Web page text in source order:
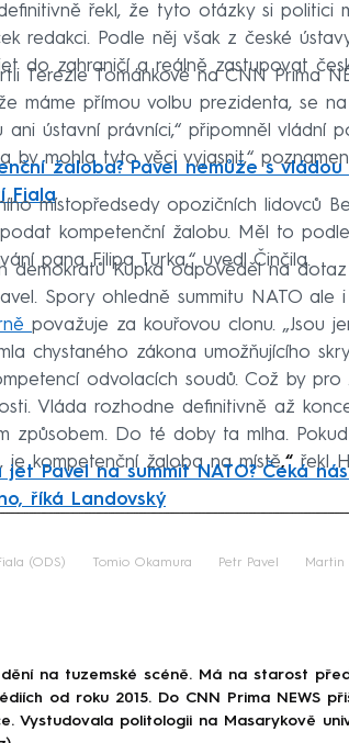
řekl, že tyto otázky si politici
redakci. Podle něj však z české
do zahraničí a reálně zastupovat
Terezie Tománkové na CNN Prima
máme přímou volbu prezidenta, se
ani ústavní právníci,“ připomněl vládní
by mohla tyto věci vyjasnit,“
žaloba? Pavel nemůže s vládou
Fiala
místopředsedy opozičních lidovců
kompetenční žalobu. Měl to
pana Filipa Turka,“ uvedl Činčila.
demokratů Kupka odpověděl na
Spory ohledně summitu NATO ale
považuje za kouřovou clonu. „Jsou
chystaného zákona umožňujícího
odvolacích soudů. Což by pro
Vláda rozhodne definitivně až
způsobem. Do té doby ta mlha.
kompetenční žaloba na místě,“ řekl
jet Pavel na summit NATO? Čeká
říká Landovský
(ODS) Tomio Okamura Petr Pavel Martin
na tuzemské scéně. Má na starost
od roku 2015. Do CNN Prima NEWS
Vystudovala politologii na Masarykově